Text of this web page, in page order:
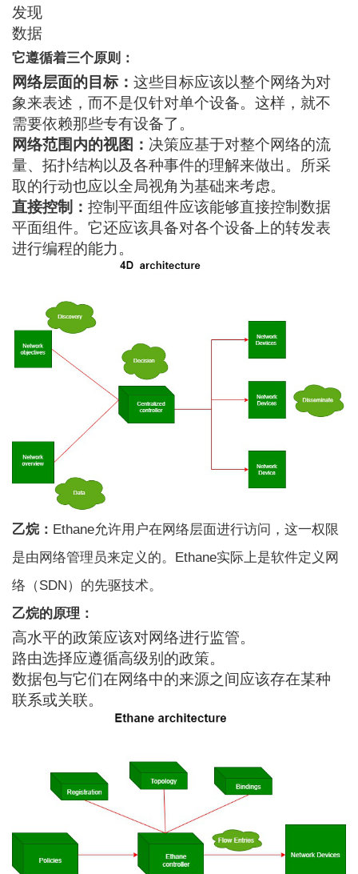
发现
数据
它遵循着三个原则：
网络层面的目标：这些目标应该以整个网络为对
象来表述，而不是仅针对单个设备。这样，就不
需要依赖那些专有设备了。
网络范围内的视图： 决策应基于对整个网络的流
量、拓扑结构以及各种事件的理解来做出。所采
取的行动也应以全局视角为基础来考虑。
直接控制：控制平面组件应该能够直接控制数据
平面组件。它还应该具备对各个设备上的转发表
进行编程的能力。
乙烷： Ethane允许用户在网络层面进行访问，这一权限
是由网络管理员来定义的。Ethane实际上是软件定义网
络（SDN）的先驱技术。
乙烷的原理：
高水平的政策应该对网络进行监管。
路由选择应遵循高级别的政策。
数据包与它们在网络中的来源之间应该存在某种
联系或关联。